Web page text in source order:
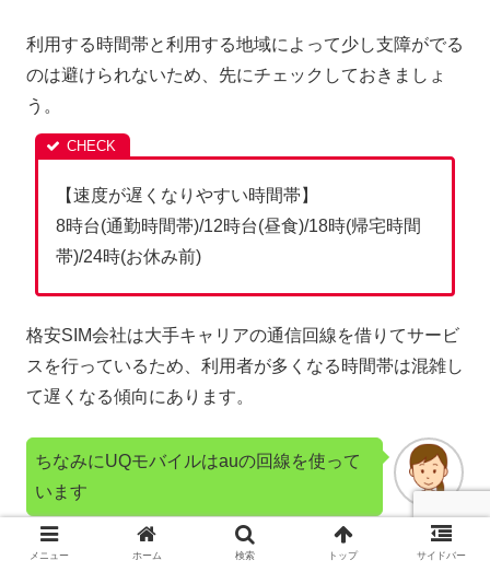
利用する時間帯と利用する地域によって少し支障がでる
のは避けられないため、先にチェックしておきましょ
う。
【速度が遅くなりやすい時間帯】
8時台(通勤時間帯)/12時台(昼食)/18時(帰宅時間
帯)/24時(お休み前)
格安SIM会社は大手キャリアの通信回線を借りてサービ
スを行っているため、利用者が多くなる時間帯は混雑し
て遅くなる傾向にあります。
ちなみにUQモバイルはauの回線を使って
います
車をイメージするとわかりやすいです。
メニュー ホーム 検索 トップ サイドバー